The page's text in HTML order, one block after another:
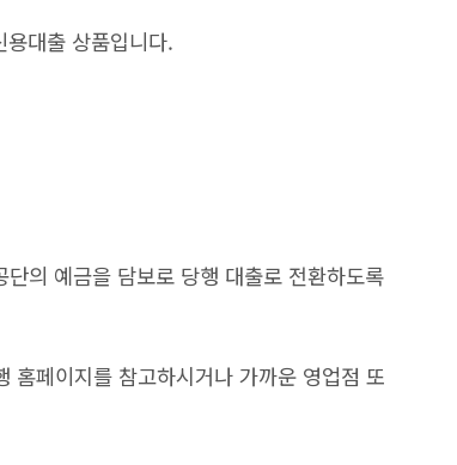
대출 상품입니다.
의 예금을 담보로 당행 대출로 전환하도록
페이지를 참고하시거나 가까운 영업점 또